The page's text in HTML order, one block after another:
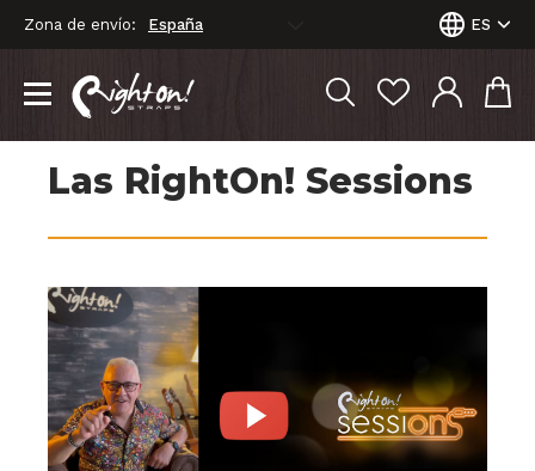
Zona de envío: ES
Las RightOn! Sessions